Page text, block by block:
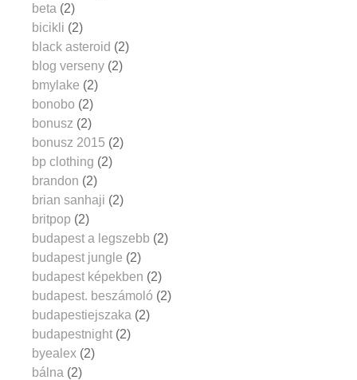
beta (2)
bicikli (2)
black asteroid (2)
blog verseny (2)
bmylake (2)
bonobo (2)
bonusz (2)
bonusz 2015 (2)
bp clothing (2)
brandon (2)
brian sanhaji (2)
britpop (2)
budapest a legszebb (2)
budapest jungle (2)
budapest képekben (2)
budapest. beszámoló (2)
budapestiejszaka (2)
budapestnight (2)
byealex (2)
bálna (2)